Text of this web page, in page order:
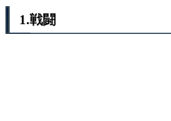
1.戦闘